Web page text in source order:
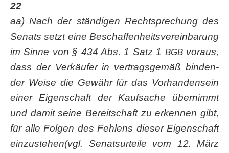
22
aa) Nach der stän­di­gen Recht­spre­chung des
Senats setzt eine Beschaf­fen­heits­ver­ein­ba­rung
im Sin­ne von § 434 Abs. 1 Satz 1 BGBvor­aus,
dass der Ver­käu­fer in ver­trags­ge­mäß bin­den­
der Wei­se die Gewähr für das Vor­han­den­sein
einer Eigen­schaft der Kauf­sa­che über­nimmt
und damit sei­ne Bereit­schaft zu erken­nen gibt,
für alle Fol­gen des Feh­lens die­ser Eigen­schaft
einzustehen(vgl. Senats­ur­tei­le vom 12. März